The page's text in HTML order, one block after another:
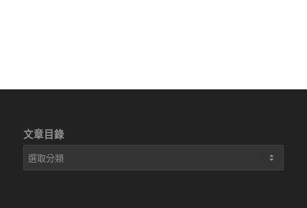
文章目錄
文
章